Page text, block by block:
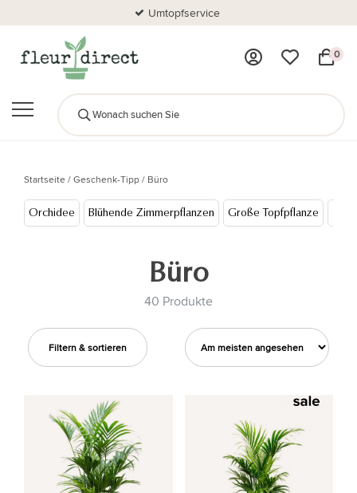
Umtopfservice
0
Startseite/Geschenk-Tipp/ Büro
Orchidee Blühende Zimmerpflanzen Große Topfpflanze
Büro
40 Produkte
Filtern & sortieren